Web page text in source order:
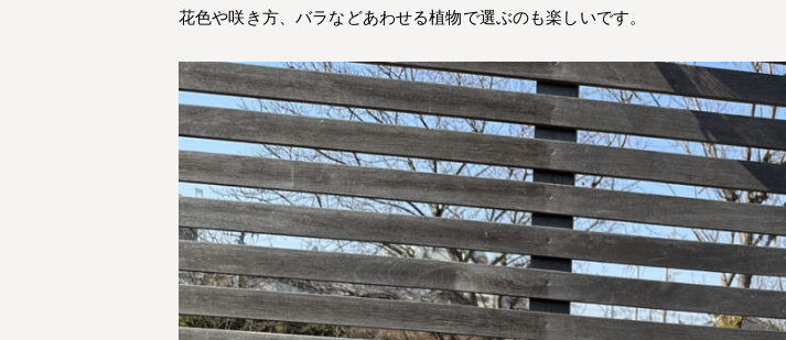
花色や咲き方、バラなどあわせる植物で選ぶのも楽しいです。